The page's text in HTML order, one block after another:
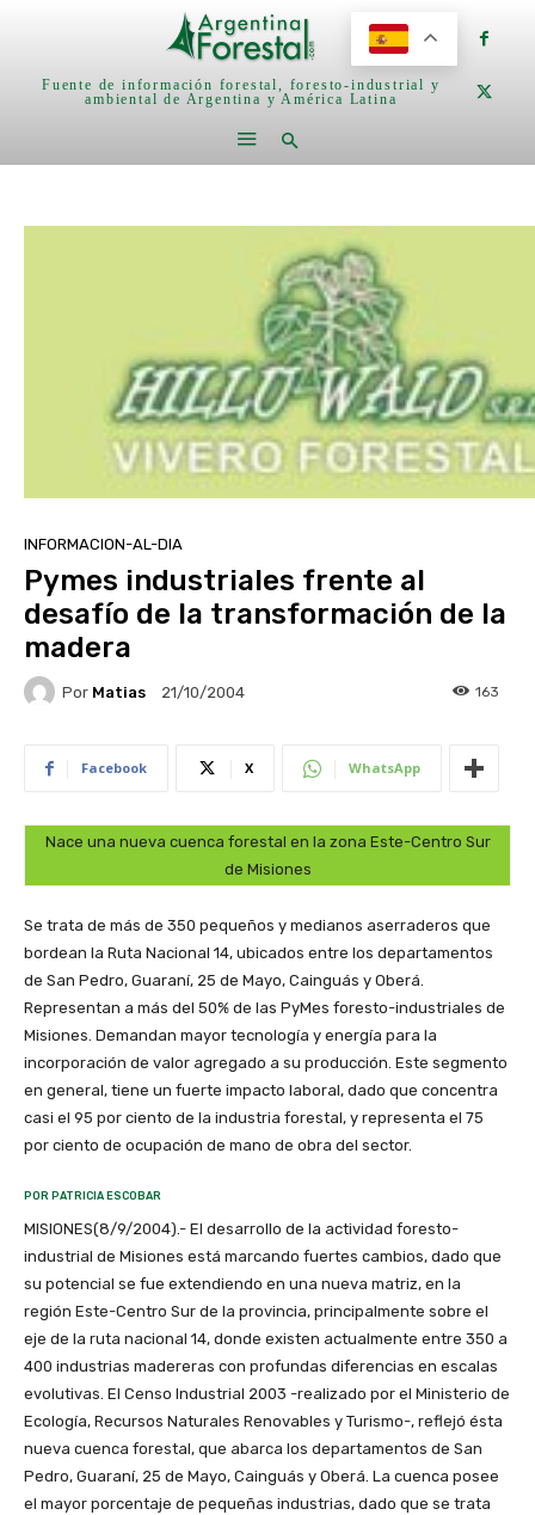
Fuente de información forestal, foresto-industrial y
ambiental de Argentina y América Latina
INFORMACION-AL-DIA
Pymes industriales frente al
desafío de la transformación de la
madera
Por Matias 21/10/2004 163
Facebook X WhatsApp
Nace una nueva cuenca forestal en la zona Este-Centro Sur
de Misiones
Se trata de más de 350 pequeños y medianos aserraderos que
bordean la Ruta Nacional 14, ubicados entre los departamentos
de San Pedro, Guaraní, 25 de Mayo, Cainguás y Oberá.
Representan a más del 50% de las PyMes foresto-industriales de
Misiones. Demandan mayor tecnología y energía para la
incorporación de valor agregado a su producción. Este segmento
en general, tiene un fuerte impacto laboral, dado que concentra
casi el 95 por ciento de la industria forestal, y representa el 75
por ciento de ocupación de mano de obra del sector.
POR PATRICIA ESCOBAR
MISIONES(8/9/2004).- El desarrollo de la actividad foresto-
industrial de Misiones está marcando fuertes cambios, dado que
su potencial se fue extendiendo en una nueva matriz, en la
región Este-Centro Sur de la provincia, principalmente sobre el
eje de la ruta nacional 14, donde existen actualmente entre 350 a
400 industrias madereras con profundas diferencias en escalas
evolutivas. El Censo Industrial 2003 -realizado por el Ministerio de
Ecología, Recursos Naturales Renovables y Turismo-, reflejó ésta
nueva cuenca forestal, que abarca los departamentos de San
Pedro, Guaraní, 25 de Mayo, Cainguás y Oberá. La cuenca posee
el mayor porcentaje de pequeñas industrias, dado que se trata